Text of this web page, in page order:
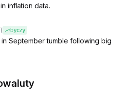
inflation data.
byczy
September tumble following big